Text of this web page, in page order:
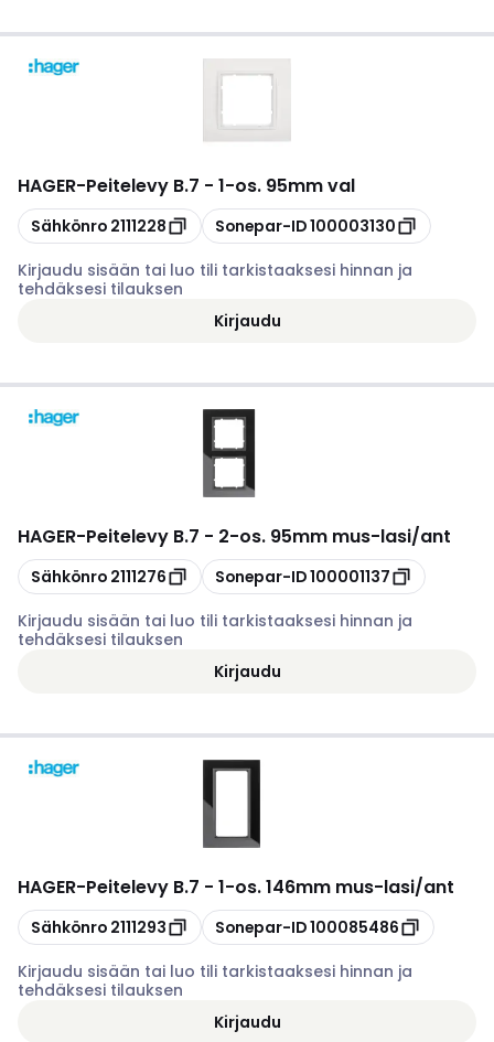
HAGER-Peitelevy B.7 - 1-os. 95mm val
Kopioi
Sähkönro 2111228 Kopioi
Sonepar-ID100003130
Kirjaudu sisään tai luo tili tarkistaaksesi hinnan ja
tehdäksesi tilauksen
Kirjaudu
HAGER-Peitelevy B.7 - 2-os. 95mm mus-lasi/ant
Kopioi
Sähkönro 2111276 Kopioi
Sonepar-ID100001137
Kirjaudu sisään tai luo tili tarkistaaksesi hinnan ja
tehdäksesi tilauksen
Kirjaudu
HAGER-Peitelevy B.7 - 1-os. 146mm mus-lasi/ant
Kopioi
Sähkönro 2111293 Kopioi
Sonepar-ID100085486
Kirjaudu sisään tai luo tili tarkistaaksesi hinnan ja
tehdäksesi tilauksen
Kirjaudu